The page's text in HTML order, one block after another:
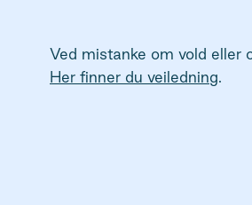
Her finner du veiledning.